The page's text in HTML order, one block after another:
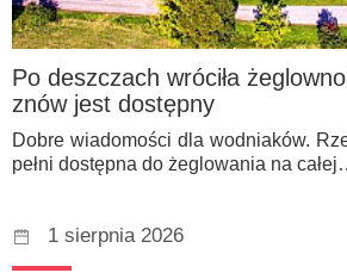
Po deszczach wróciła
znów jest dostępny
Dobre wiadomości dla wodniaków.
pełni dostępna do żeglowania na
1 sierpnia 2026